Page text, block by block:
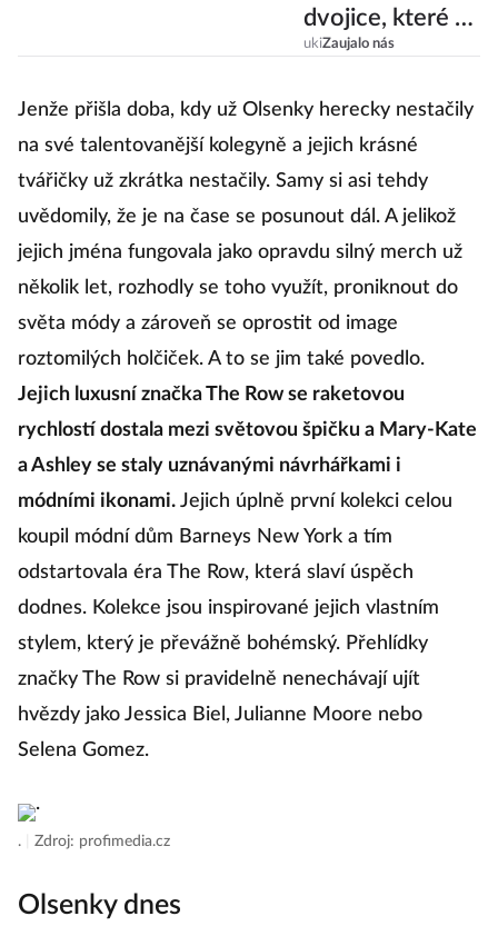
dvojice, které se
ve skutečnosti
lásce!
ukiZaujalo nás
Jenže přišla doba, kdy už Olsenky herecky nestačily
na své talentovanější kolegyně a jejich krásné
tvářičky už zkrátka nestačily. Samy si asi tehdy
uvědomily, že je na čase se posunout dál. A jelikož
jejich jména fungovala jako opravdu silný merch už
několik let, rozhodly se toho využít, proniknout do
světa módy a zároveň se oprostit od image
roztomilých holčiček. A to se jim také povedlo.
Jejich luxusní značka The Row se raketovou
rychlostí dostala mezi světovou špičku a Mary-Kate
a Ashley se staly uznávanými návrhářkami i
módními ikonami. Jejich úplně první kolekci celou
koupil módní dům Barneys New York a tím
odstartovala éra The Row, která slaví úspěch
dodnes. Kolekce jsou inspirované jejich vlastním
stylem, který je převážně bohémský. Přehlídky
značky The Row si pravidelně nenechávají ujít
hvězdy jako Jessica Biel, Julianne Moore nebo
Selena Gomez.
. Zdroj: profimedia.cz
Olsenky dnes